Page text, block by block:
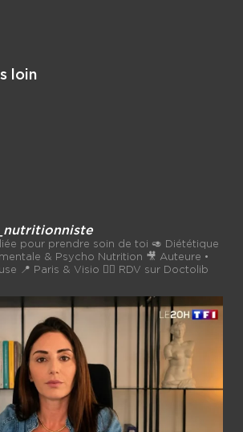
loin
pour prendre soin de toi 🥑 Diététique
& Psycho Nutrition 🎥 Auteure •
📍 Paris & Visio 👉🏼 RDV sur Doctolib